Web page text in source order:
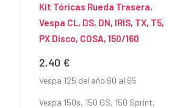
Kit Tóricas Rueda Trasera,
Vespa CL, DS, DN, IRIS, TX, T5,
PX Disco, COSA, 150/160
Precio
2,40 €
Vespa 125 del año 60 al 65
Vespa 150s, 150 GS, 150 Sprint,